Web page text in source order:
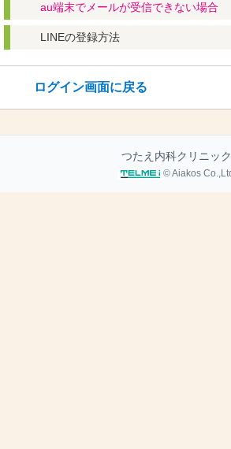
au端末でメールが受信できない場合
LINEの登録方法
ログイン画面に戻る
つたえ内科クリニック
© Aiakos